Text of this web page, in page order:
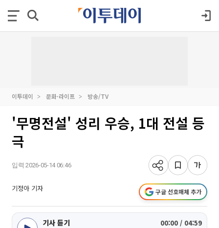
이투데이 문화·라이프 방송/TV
'무명전설' 성리 우승, 1대 전설 등
극
입력 2026-05-14 06:46
기정아 기자 구글 선호매체 추가
기사 듣기 00:00 / 04:59